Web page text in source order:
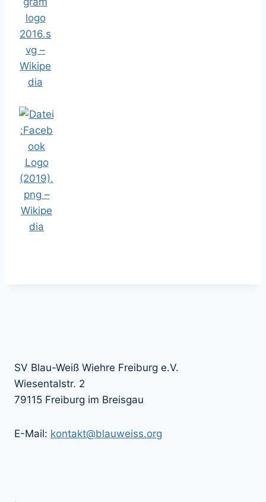
SV Blau-Weiß Wiehre Freiburg e.V.
Wiesentalstr. 2
79115 Freiburg im Breisgau
E-Mail: kontakt@blauweiss.org